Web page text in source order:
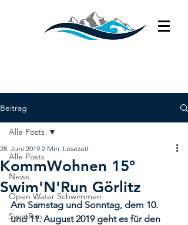
Beitrag
Alle Posts
News
Open Water Schwimmen
SwimRun
Alle Posts
KommWohnen 15°
Swim'N'Run Görlitz
28. Juni 2019 2 Min. Lesezeit
Am Samstag und Sonntag, dem 10.
und 11. August 2019 geht es für den